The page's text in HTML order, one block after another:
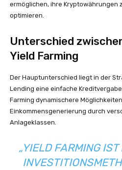
ermöglichen, ihre Kryptowährungen
optimieren.
Unterschied
Yield Farming
Der Hauptunterschied liegt in der
Lending eine einfache
Farming dynamischere
Einkommensgenerierung durch
Anlageklassen.
„YIELD FARMING